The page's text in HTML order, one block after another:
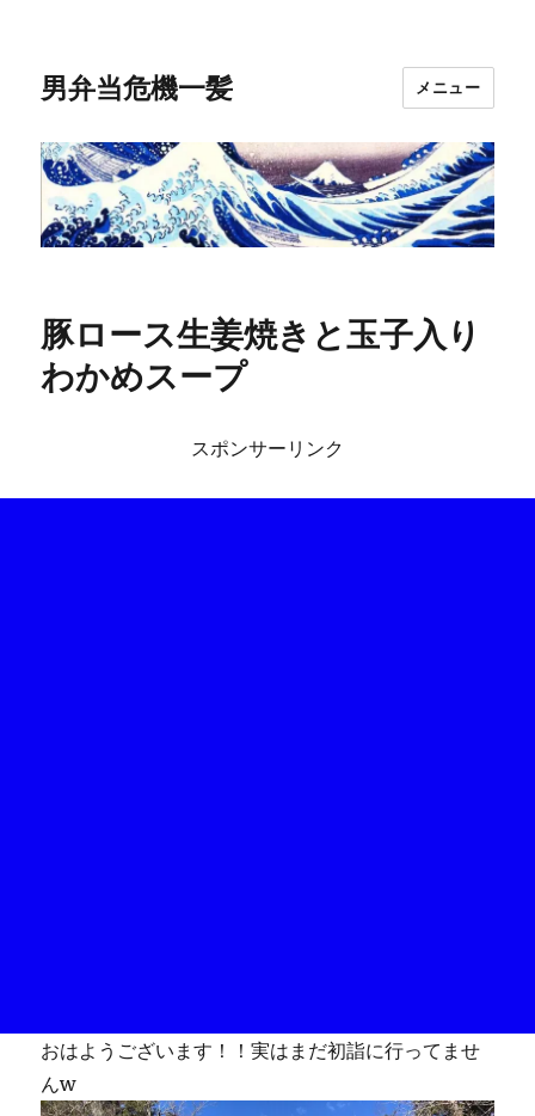
男弁当危機一髪 メニュー
豚ロース生姜焼きと玉子入り
わかめスープ
スポンサーリンク
おはようございます！！実はまだ初詣に行ってませ
んw